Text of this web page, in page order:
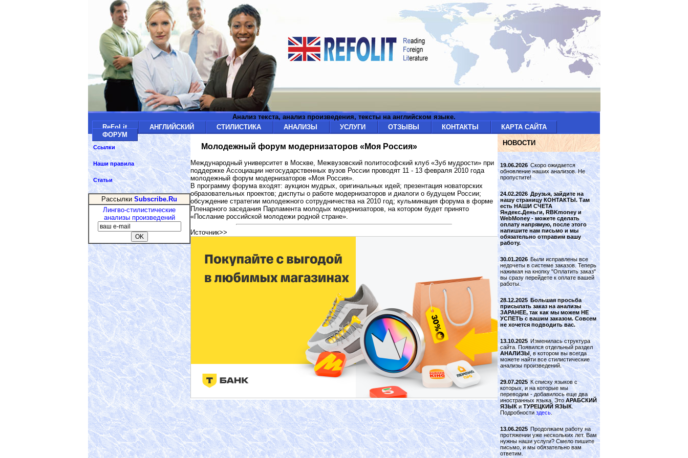
Анализ текста, анализ произведения, тексты на английском языке.
ReFoLit
АНГЛИЙСКИЙ СТИЛИСТИКА АНАЛИЗЫ УСЛУГИ ОТЗЫВЫ КОНТАКТЫ
КАРТА САЙТА
ФОРУМ
Молодежный форум модернизаторов «Моя Россия»
Международный университет в Москве, Межвузовский политософский клуб «Зуб мудрости» при
поддержке Ассоциации негосударственных вузов России проводят 11 - 13 февраля 2010 года
молодежный форум модернизаторов «Моя Россия».
В программу форума входят: аукцион мудрых, оригинальных идей; презентация новаторских
образовательных проектов; диспуты о работе модернизаторов и диалоги о будущем России;
обсуждение стратегии молодежного сотрудничества на 2010 год; кульминация форума в форме
Пленарного заседания Парламента молодых модернизаторов, на котором будет принято
«Послание российской молодежи родной стране».
Источник>>
Ссылки
Наши правила
Статьи
Рассылки Subscribe.Ru
Лингво-стилистические
анализы произведений
НОВОСТИ
19.06.2026 Скоро ожидается
обновление наших анализов. Не
пропустите!
24.02.2026 Друзья, зайдите на
нашу страницу КОНТАКТЫ. Там
есть НАШИ СЧЕТА
Яндекс.Деньги, RBKmoney и
WebMoney - можете сделать
оплату напрямую, после этого
напишите нам письмо и мы
обязательно отправим вашу
работу.
30.01.2026 Были исправлены все
недочеты в системе заказов. Теперь
нажимая на кнопку "Оплатить заказ"
вы сразу перейдете к оплате вашей
работы.
28.12.2025 Большая просьба
присылать заказ на анализы
ЗАРАНЕЕ, так как мы можем НЕ
УСПЕТЬ с вашим заказом. Совсем
не хочется подводить вас.
13.10.2025 Изменилась структура
сайта. Появился отдельный раздел
АНАЛИЗЫ, в котором вы всегда
можете найти все стилистические
анализы произведений.
29.07.2025 К списку языков с
которых, и на которые мы
переводим - добавилось еще два
иностранных языка. ЭтоАРАБСКИЙ
ЯЗЫКиТУРЕЦКИЙ ЯЗЫК.
Подробностиздесь
13.06.2025 Продолжаем работу на
протяжении уже нескольких лет. Вам
нужны наши услуги? Смело пишите
письмо, и мы обязательно вам
ответим.